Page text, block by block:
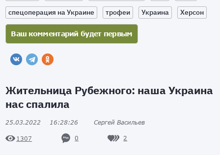
спецоперация на Украине
трофеи Украина Херсон
Жительница Рубежного: наша Украина
нас спалила
25.03.2022 16:28:26 Сергей Васильев
1307 0 2